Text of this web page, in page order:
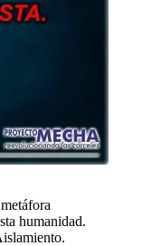
humanidad.